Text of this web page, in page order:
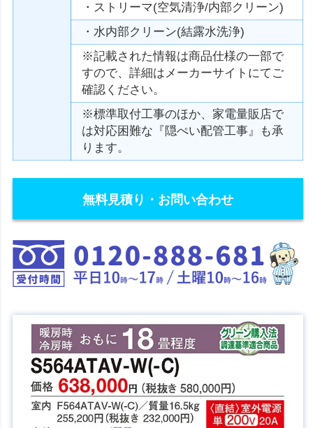
・ストリーマ(空気清浄/内部クリーン)
・水内部クリーン(結露水洗浄)
※記載された情報は商品仕様の一部で
すので、詳細はメーカーサイトにてご
確認ください。
※標準取付工事のほか、家電量販店で
は対応困難な『隠ぺい配管工事』も承
ります。
無料見積り・お問い合わせ